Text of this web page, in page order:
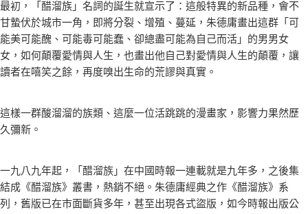
最初，「醋溜族」名詞的誕生就宣示了：這般特異的新品種，會不
甘蟄伏於城市一角，即將分裂、增殖、蔓延，朱德庸畫出這群「可
能美可能醜、可能毒可能蠢、卻總盡可能為自己而活」的男男女
女，如何顛覆愛情與人生，也畫出他自己對愛情與人生的顛覆，讓
讀者在嘻笑之餘，再度嗅出生命的荒謬與真實。
這樣一群酸溜溜的族類、這麼一位活跳跳的漫畫家，影響力果然歷
久彌新。
一九八九年起，「醋溜族」在中國時報一連載就是九年多，之後集
結成《醋溜族》叢書，熱銷不絕。朱德庸經典之作《醋溜族》系
列，舊版已在市面斷貨多年，甚至出現各式盜版，如今時報出版公